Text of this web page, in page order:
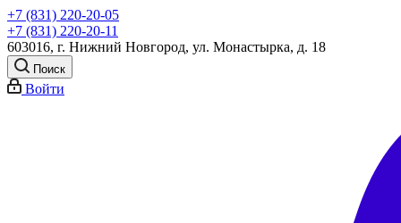
+7 (831) 220-20-05
+7 (831) 220-20-11
603016, г. Нижний Новгород, ул. Монастырка, д. 18
Поиск
Войти